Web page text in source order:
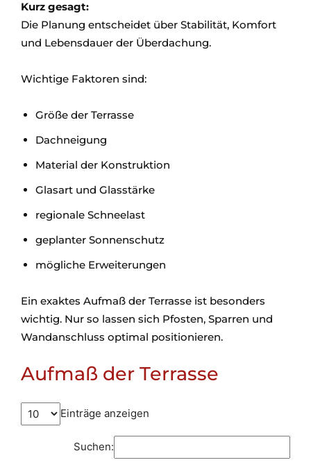
Kurz gesagt:
Die Planung entscheidet über Stabilität, Komfort
und Lebensdauer der Überdachung.
Wichtige Faktoren sind:
Größe der Terrasse
Dachneigung
Material der Konstruktion
Glasart und Glasstärke
regionale Schneelast
geplanter Sonnenschutz
mögliche Erweiterungen
Ein exaktes Aufmaß der Terrasse ist besonders
wichtig. Nur so lassen sich Pfosten, Sparren und
Wandanschluss optimal positionieren.
Aufmaß der Terrasse
Einträge anzeigen
Suchen: